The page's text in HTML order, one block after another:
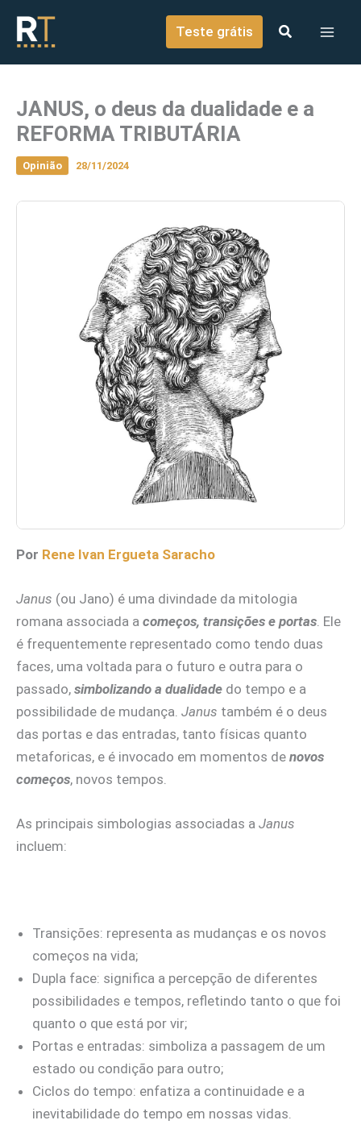
conteúdo
Teste grátis
JANUS, o deus da dualidade e a
REFORMA TRIBUTÁRIA
Opinião 28/11/2024
Por Rene Ivan Ergueta Saracho
Janus (ou Jano) é uma divindade da mitologia
romana associada a começos, transições e portas. Ele
é frequentemente representado como tendo duas
faces, uma voltada para o futuro e outra para o
passado, simbolizando a dualidade do tempo e a
possibilidade de mudança. Janus também é o deus
das portas e das entradas, tanto físicas quanto
metaforicas, e é invocado em momentos de novos
começos, novos tempos.
As principais simbologias associadas a Janus
incluem:
Transições: representa as mudanças e os novos
começos na vida;
Dupla face: significa a percepção de diferentes
possibilidades e tempos, refletindo tanto o que foi
quanto o que está por vir;
Portas e entradas: simboliza a passagem de um
estado ou condição para outro;
Ciclos do tempo: enfatiza a continuidade e a
inevitabilidade do tempo em nossas vidas.